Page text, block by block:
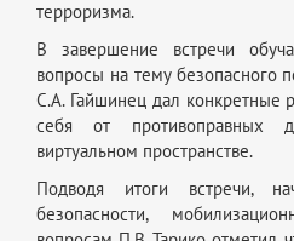
терроризма.
В завершение встречи
вопросы на тему безопасного
С.А. Гайшинец дал конкретные
себя от противоправных
виртуальном пространстве.
Подводя итоги встречи,
безопасности,